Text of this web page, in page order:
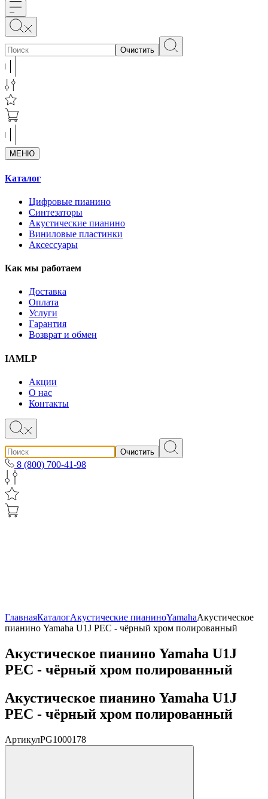
Очистить
МЕНЮ
Каталог
Цифровые пианино
Синтезаторы
Акустические пианино
Виниловые пластинки
Аксессуары
Как мы работаем
Доставка
Оплата
Услуги
Гарантия
Возврат и обмен
IAMLP
Акции
О нас
Контакты
Очистить
8 (800) 700-41-98
ГлавнаяКаталогАкустические пианиноYamahaАкустическое
пианино Yamaha U1J PEC - чёрный хром полированный
Акустическое пианино Yamaha U1J
PEC - чёрный хром полированный
Акустическое пианино Yamaha U1J
PEC - чёрный хром полированный
АртикулPG1000178